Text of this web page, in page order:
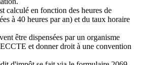
calculé en fonction des heures de
à 40 heures par an) et du taux horaire
être dispensées par un organisme
et donner droit à une convention